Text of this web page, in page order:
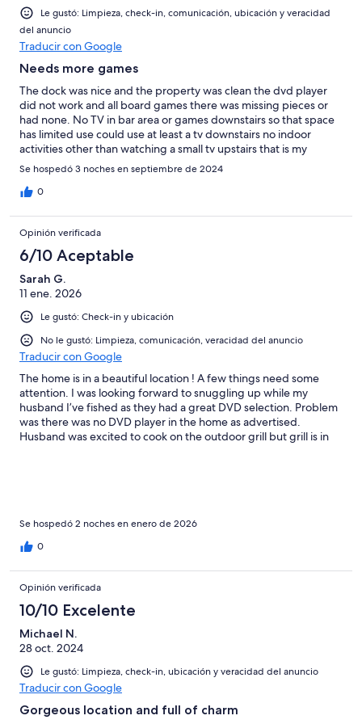
Le gustó: Limpieza, check-in, comunicación, ubicación y veracidad
del anuncio
Traducir con Google
Needs more games
The dock was nice and the property was clean the dvd player
did not work and all board games there was missing pieces or
had none. No TV in bar area or games downstairs so that space
has limited use could use at least a tv downstairs no indoor
activities other than watching a small tv upstairs that is my
biggest complaint otherwise stay was wonderful
Se hospedó 3 noches en septiembre de 2024
0
Opinión verificada
6/10 Aceptable
Sarah G.
11 ene. 2026
Le gustó: Check-in y ubicación
No le gustó: Limpieza, comunicación, veracidad del anuncio
Traducir con Google
The home is in a beautiful location ! A few things need some
attention. I was looking forward to snuggling up while my
husband I’ve fished as they had a great DVD selection. Problem
was there was no DVD player in the home as advertised.
Husband was excited to cook on the outdoor grill but grill is in
was a skating rink. I do have pictures if owners works like to see.
For the money people pay to rent this property I expected to at
least be able to use the amenities described in listing. Thanks
Se hospedó 2 noches en enero de 2026
0
Opinión verificada
10/10 Excelente
Michael N.
28 oct. 2024
Le gustó: Limpieza, check-in, ubicación y veracidad del anuncio
Traducir con Google
Gorgeous location and full of charm